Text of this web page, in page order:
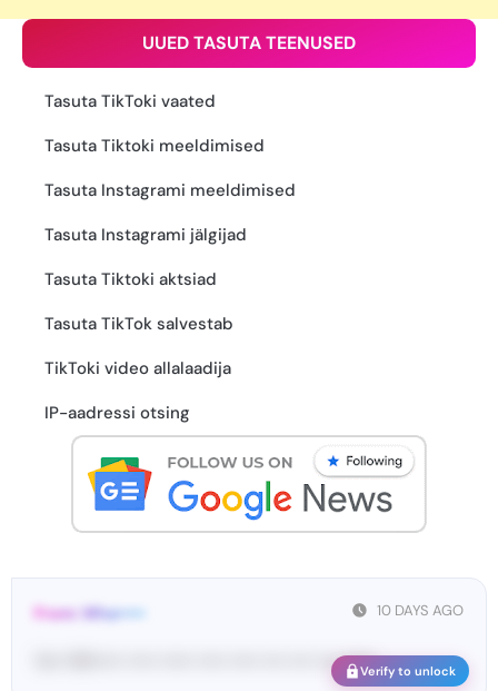
UUED TASUTA TEENUSED
Tasuta TikToki vaated
Tasuta Tiktoki meeldimised
Tasuta Instagrami meeldimised
Tasuta Instagrami jälgijad
Tasuta Tiktoki aktsiad
Tasuta TikTok salvestab
TikToki video allalaadija
IP-aadressi otsing
10 DAYS AGO
From: Wha•••••
Yo•• Wh••••• ••••• •••••• ••••• ••••• •••• •••• •••• ••••••Verify to unlock